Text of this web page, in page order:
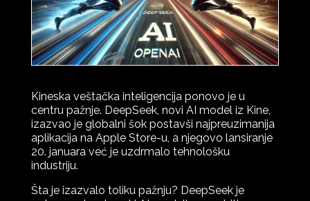
Kineska veštačka inteligencija ponovo je u
centru pažnje. DeepSeek, novi AI model iz Kine,
izazvao je globalni šok postavši najpreuzimanija
aplikacija na Apple Store-u, a njegovo lansiranje
20. januara već je uzdrmalo tehnološku
industriju.
Šta je izazvalo toliku pažnju? DeepSeek je